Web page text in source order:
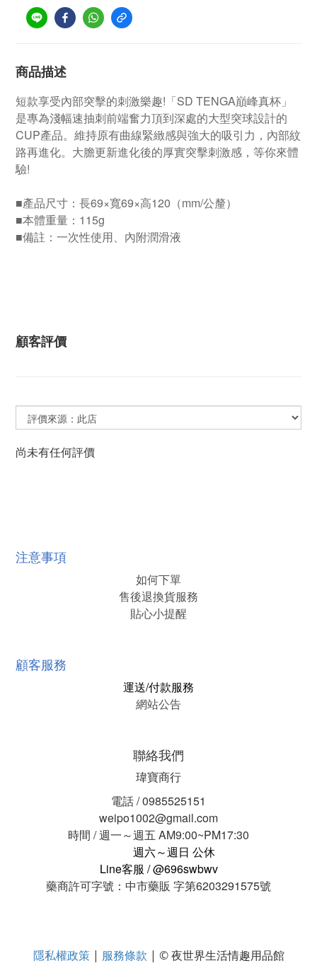
商品描述
短款享受內部突擊的刺激樂趣!「SD TENGA巔峰真杯」
是專為淺幅速抽刺前端奮力頂到深處的大型突球設計的
CUP產品。維持原有曲線緊緻感與強大的吸引力，內部紋
路再進化。大膽更新進化後的厚實突擊刺激感，等你來體
驗!
■產品尺寸：長69×寬69×高120（mm/公釐）
■本體重量：115g
■備註：一次性使用、內附潤滑液
顧客評價
尚未有任何評價
注意事項
如何下單
售後退換貨服務
貼心小提醒
顧客服務
運送/付款服務
網站公告
聯絡我們
瑋寶商行
電話 / 0985525151
weipo1002@gmail.com
時間 / 週一～週五 AM9:00~PM17:30
週六～週日 公休
Line客服 / @696swbwv
藥商許可字號：中市藥販 字第6203291575號
隱私權政策| 服務條款 | © 夜世界生活情趣用品館